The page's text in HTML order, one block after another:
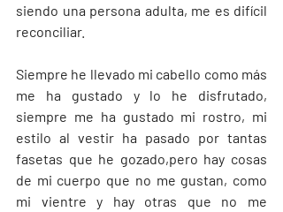
siendo una persona adulta, me es difícil
reconciliar.
Siempre he llevado mi cabello como más
me ha gustado y lo he disfrutado,
siempre me ha gustado mi rostro, mi
estilo al vestir ha pasado por tantas
fasetas que he gozado,pero hay cosas
de mi cuerpo que no me gustan, como
mi vientre y hay otras que no me